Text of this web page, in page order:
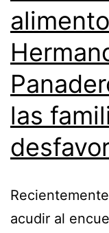
las
acudir al